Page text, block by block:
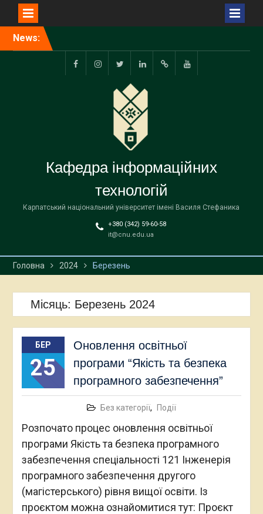
News:
випускних
кваліфікаційних робіт
facebook.comwww.instagram.com
twitter.comlinkedin researchgate.net
www.youtube.com
Кафедра інформаційних
технологій
Карпатський національний університет імені Василя Стефаника
+380 (342) 59-60-58
it@cnu.edu.ua
Головна 2024 Березень
Місяць: Березень 2024
БЕР
25
Оновлення освітньої
програми “Якість та безпека
програмного забезпечення”
Без категорії, Події
Розпочато процес оновлення освітньої
програми Якість та безпека програмного
забезпечення спеціальності 121 Інженерія
програмного забезпечення другого
(магістерського) рівня вищої освіти. Із
проєктом можна ознайомитися тут: Проєкт